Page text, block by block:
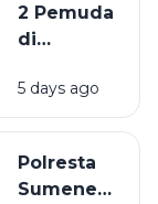
Bocor
Dibacok
2 Pemuda
di
Dibekuk
Polisi,
Curi Motor
5 days ago
Polresta
Sumenep